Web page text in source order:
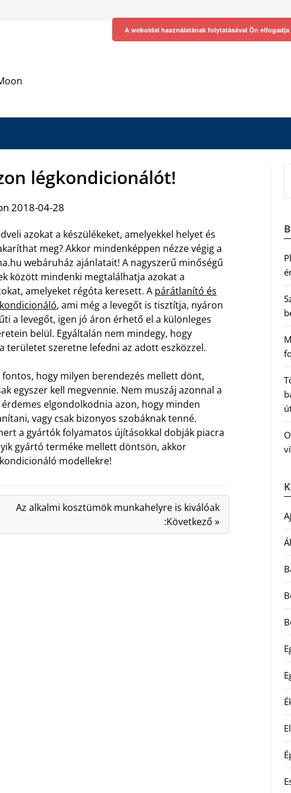
légkondicionálót!
2018-04-28
azokat a készülékeket, amelyekkel helyet és
meg? Akkor mindenképpen nézze végig a
webáruház ajánlatait! A nagyszerű minőségű
között mindenki megtalálhatja azokat a
amelyeket régóta keresett. A párátlanító és
, ami még a levegőt is tisztítja, nyáron
a levegőt, igen jó áron érhető el a különleges
belül. Egyáltalán nem mindegy, hogy
területet szeretne lefedni az adott eszközzel.
fontos, hogy milyen berendezés mellett dönt,
egyszer kell megvennie. Nem muszáj azonnal a
elgondolkodnia azon, hogy minden
vagy csak bizonyos szobáknak tenné.
a gyártók folyamatos újításokkal dobják piacra
gyártó terméke mellett döntsön, akkor
modellekre!
Az alkalmi kosztümök munkahelyre is kiválóak
:Következő »
A weboldal használatának folytatásával Ön